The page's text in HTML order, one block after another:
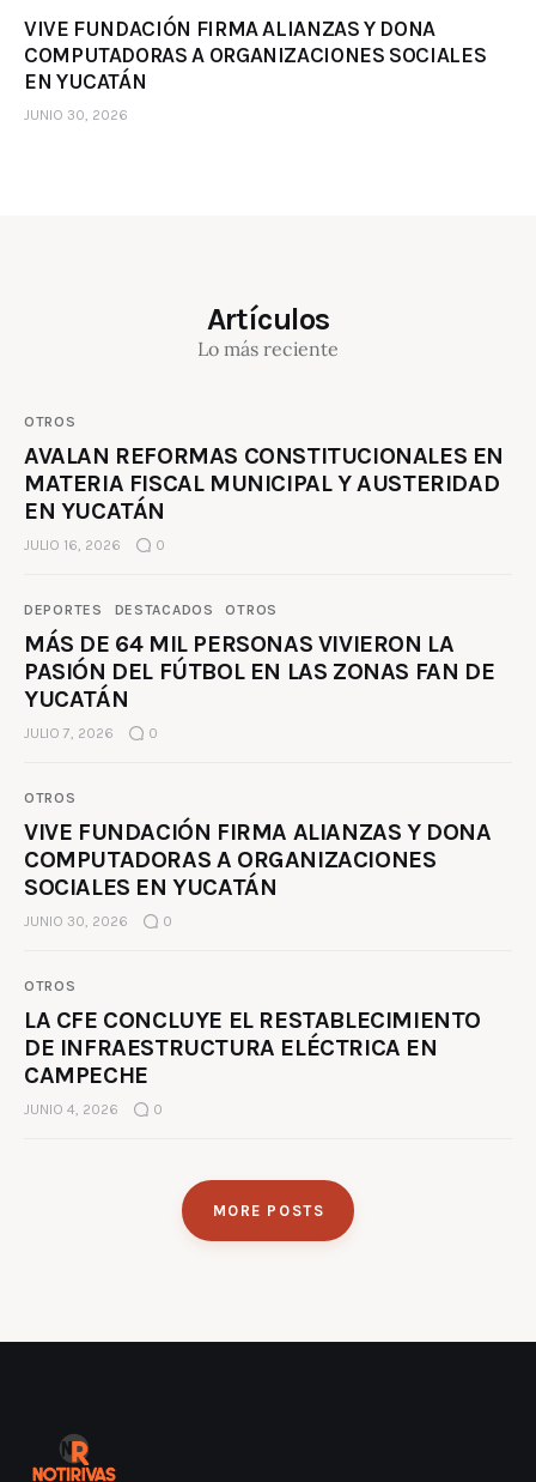
VIVE FUNDACIÓN FIRMA ALIANZAS Y DONA
COMPUTADORAS A ORGANIZACIONES SOCIALES
EN YUCATÁN
JUNIO 30, 2026
Artículos
Lo más reciente
OTROS
AVALAN REFORMAS CONSTITUCIONALES EN
MATERIA FISCAL MUNICIPAL Y AUSTERIDAD
EN YUCATÁN
JULIO 16, 2026 0
DEPORTES DESTACADOS OTROS
MÁS DE 64 MIL PERSONAS VIVIERON LA
PASIÓN DEL FÚTBOL EN LAS ZONAS FAN DE
YUCATÁN
JULIO 7, 2026 0
OTROS
VIVE FUNDACIÓN FIRMA ALIANZAS Y DONA
COMPUTADORAS A ORGANIZACIONES
SOCIALES EN YUCATÁN
JUNIO 30, 2026 0
OTROS
LA CFE CONCLUYE EL RESTABLECIMIENTO
DE INFRAESTRUCTURA ELÉCTRICA EN
CAMPECHE
JUNIO 4, 2026 0
MORE POSTS